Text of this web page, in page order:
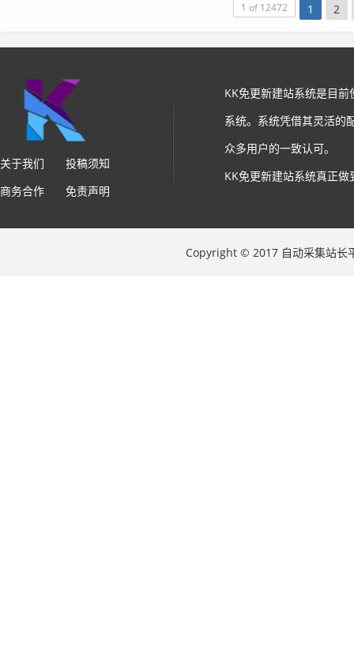
1 of 12472 1 2
关于我们
投稿须知
商务合作
免责声明
KK免更新建站系统是目
系统。系统凭借其灵活的
众多用户的一致认可。
KK免更新建站系统真正
Copyright © 2017 自动采集站长